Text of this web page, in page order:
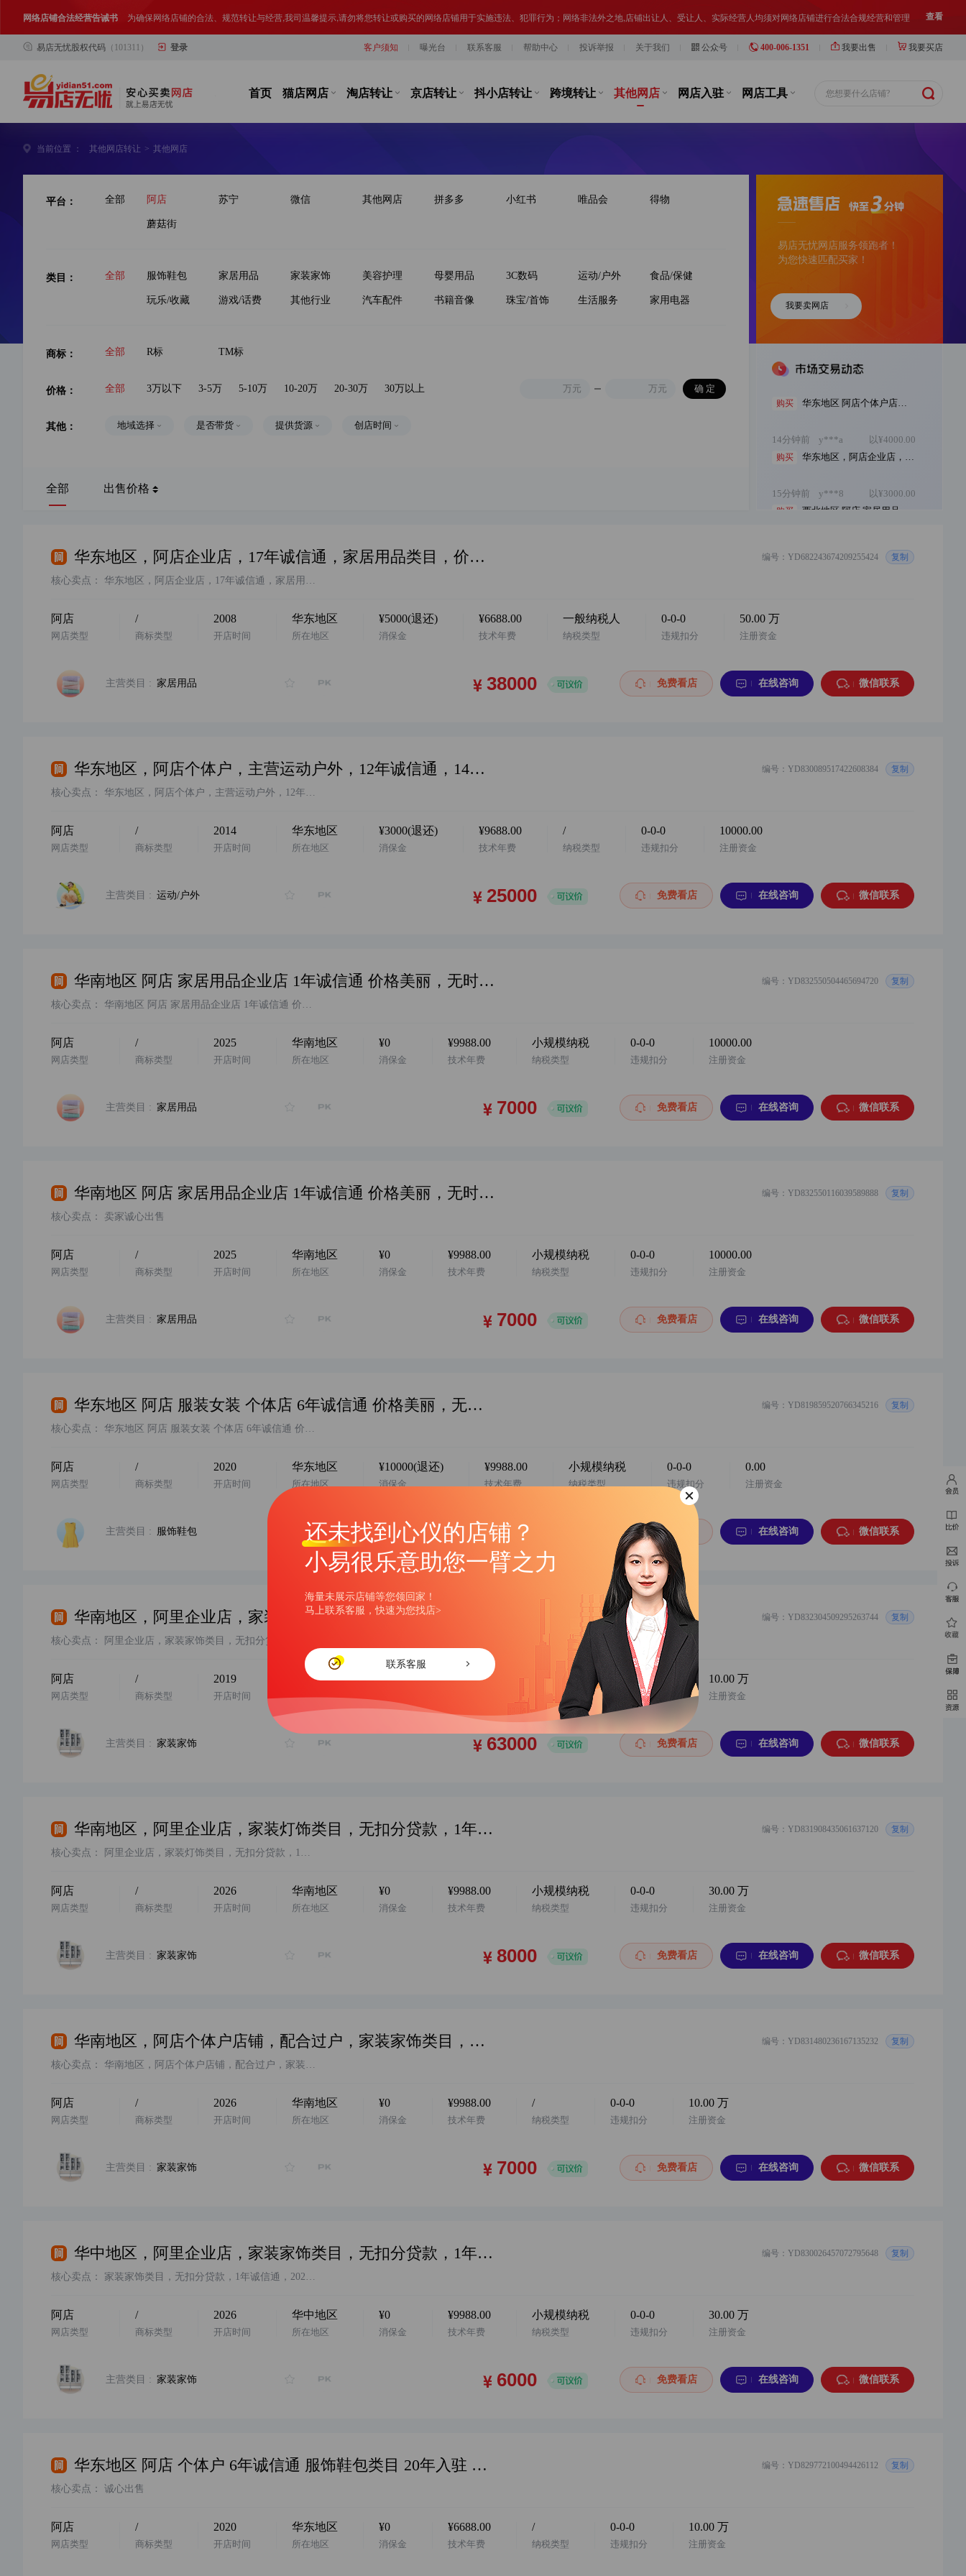
合法合规经营告客户书 部分客户在购买抖店网络店铺后，存在试图规避平台监管，从事违规经营活动的行为，如引导线下交易、发布违规内容、进行虚假宣传等，此类行为违反了国家相关法律法规，也损害了抖店平台的市场秩序 查看
网络店铺合法经营告诫书 为确保网络店铺的合法、规范转让与经营,我司温馨提示,请勿将您转让或购买的网络店铺用于实施违法、犯罪行为；网络非法外之地,店铺出让人、受让人、实际经营人均须对网络店铺进行合法合规经营和管理 查看
易店无忧股权代码 （101311） 登录 客户须知 曝光台 联系客服 帮助中心 投诉举报 关于我们 公众号 400-006-1351 我要出售 我要买店
首页 猫店网店 淘店转让 京店转让 抖小店转让 跨境转让 其他网店 网店入驻 网店工具 您想要什么店铺?
当前位置 ： 其他网店转让 > 其他网店
平台： 全部 阿店 苏宁 微信 其他网店 拼多多 小红书 唯品会 得物
蘑菇街
类目： 全部 服饰鞋包 家居用品 家装家饰 美容护理 母婴用品 3C数码 运动/户外 食品/保健
玩乐/收藏 游戏/话费 其他行业 汽车配件 书籍音像 珠宝/首饰 生活服务 家用电器
商标： 全部 R标 TM标
价格： 全部 3万以下 3-5万 5-10万 10-20万 20-30万 30万以上 万元 万元
其他： 地域选择 是否带货 提供货源 创店时间
全部 出售价格
易店无忧网店服务领跑者！
为您快速匹配买家！
我要卖网店
购买 华东地区，唯品会企业店，一般纳税人，挂靠...
10分钟前
以¥50000.00
购买 华东地区，小红书游戏充值企业店，2026年入...
12分钟前 y***8 以¥140000.00
购买 西南地区，微信视频号，企业店，白酒类目，...
12分钟前 y***7
购买 华东地区，小红书，企业店，奢品箱包类目，...
购买 华东地区 阿店个体户店铺 配合过户 童...
14分钟前 y***a 以¥4000.00
15分钟前 y***8 以¥3000.00
16分钟前
购买
16分钟前 y***2 以¥3000.00
购买 华东地区 阿店 童装 个体店 1年诚信通 价格...
4分钟前 y***7 以¥35000.00
购买 华中地区，小红书游戏充值+网络设备企业店...
编号：YD682243674209255424 复制
华东地区，阿店企业店，17年诚信通，家居用品类目，价格美丽，一般纳税人，挂靠地址，无社保，欢迎咨询…
核心卖点： 华东地区，阿店企业店，17年诚信通，家居用品类目，价格美丽，一般纳税人，挂靠地址，无社保，欢迎咨询
阿店
网店类型
/
商标类型
2008
开店时间
华东地区
所在地区
¥5000(退还)
消保金
¥6688.00
技术年费
一般纳税人
纳税类型
0-0-0
违规扣分
50.00 万
注册资金
主营类目 : 家居用品 免费看店 在线咨询 微信联系
编号：YD830089517422608384 复制
华东地区，阿店个体户，主营运动户外，12年诚信通，14年入驻，配合过户，诚心出售，欢迎咨询…
核心卖点： 华东地区，阿店个体户，主营运动户外，12年诚信通，14年入驻，配合过户，诚心出售，欢迎咨询
阿店
网店类型
/
商标类型
2014
开店时间
华东地区
所在地区
¥3000(退还)
消保金
¥9688.00
技术年费
/
纳税类型
0-0-0
违规扣分
10000.00
注册资金
主营类目 : 运动/户外 免费看店 在线咨询 微信联系
编号：YD832550504465694720 复制
华南地区 阿店 家居用品企业店 1年诚信通 价格美丽，无时间经营，卖家诚心出售，看中欢迎咨询客服…
核心卖点： 华南地区 阿店 家居用品企业店 1年诚信通 价格美丽，无时间经营，卖家诚心出售，看中欢迎咨询客服
阿店
网店类型
/
商标类型
2025
开店时间
华南地区
所在地区
¥0
消保金
¥9988.00
技术年费
小规模纳税
纳税类型
0-0-0
违规扣分
10000.00
注册资金
主营类目 : 家居用品 免费看店 在线咨询 微信联系
编号：YD832550116039589888 复制
华南地区 阿店 家居用品企业店 1年诚信通 价格美丽，无时间经营，卖家诚心出售，看中欢迎咨询客服…
核心卖点： 卖家诚心出售
阿店
网店类型
/
商标类型
2025
开店时间
华南地区
所在地区
¥0
消保金
¥9988.00
技术年费
小规模纳税
纳税类型
0-0-0
违规扣分
10000.00
注册资金
主营类目 : 家居用品 免费看店 在线咨询 微信联系
编号：YD819859520766345216 复制
华东地区 阿店 服装女装 个体店 6年诚信通 价格美丽，无时间经营，卖家诚心出售，看中欢迎咨询客服…
核心卖点： 华东地区 阿店 服装女装 个体店 6年诚信通 价格美丽，无时间经营，卖家诚心出售，看中欢迎咨询客服
阿店
网店类型
/
商标类型
2020
开店时间
华东地区
所在地区
¥10000(退还)
消保金
¥9988.00
技术年费
小规模纳税
纳税类型
0-0-0
违规扣分
0.00
注册资金
主营类目 : 服饰鞋包 免费看店 在线咨询 微信联系
编号：YD832304509295263744 复制
核心卖点：
阿店
网店类型
/
商标类型
2019
开店时间
华南地区
所在地区
¥0 ¥6688.00 小规模纳税
纳税类型
0-0-0
违规扣分
10.00 万
注册资金
主营类目 : 家装家饰 免费看店 在线咨询 微信联系
编号：YD831908435061637120 复制
华南地区，阿里企业店，家装灯饰类目，无扣分贷款，1年诚信通，2026年入驻，主体变更，欢迎咨询…
核心卖点： 阿里企业店，家装灯饰类目，无扣分贷款，1年诚信通，2026年入驻，主体变更，欢迎咨询
阿店
网店类型
/
商标类型
2026
开店时间
华南地区
所在地区
¥0
消保金
¥9988.00
技术年费
小规模纳税
纳税类型
0-0-0
违规扣分
30.00 万
注册资金
主营类目 : 家装家饰 免费看店 在线咨询 微信联系
编号：YD831480236167135232 复制
华南地区，阿店个体户店铺，配合过户，家装家饰类目，卖家诚心出售，需要滴滴客服…
核心卖点： 华南地区，阿店个体户店铺，配合过户，家装家饰类目，卖家诚心出售，需要滴滴客服
阿店
网店类型
/
商标类型
2026
开店时间
华南地区
所在地区
¥0
消保金
¥9988.00
技术年费
/
纳税类型
0-0-0
违规扣分
10.00 万
注册资金
主营类目 : 家装家饰 免费看店 在线咨询 微信联系
编号：YD830026457072795648 复制
华中地区，阿里企业店，家装家饰类目，无扣分贷款，1年诚信通，2026年入驻，小规模纳税人，无社保，地址真实，欢迎咨询…
核心卖点： 家装家饰类目，无扣分贷款，1年诚信通，2026年入驻，小规模纳税人，无社保，地址真实，欢迎咨询
阿店
网店类型
/
商标类型
2026
开店时间
华中地区
所在地区
¥0
消保金
¥9988.00
技术年费
小规模纳税
纳税类型
0-0-0
违规扣分
30.00 万
注册资金
主营类目 : 家装家饰 免费看店 在线咨询 微信联系
编号：YD829772100494426112 复制
华东地区 阿店 个体户 6年诚信通 服饰鞋包类目 20年入驻 诚心出售 配合过户 欢迎咨询…
核心卖点： 诚心出售
阿店
网店类型
/
商标类型
2020
开店时间
华东地区
所在地区
¥0
消保金
¥6688.00
技术年费
/
纳税类型
0-0-0
违规扣分
10.00 万
注册资金
还未找到心仪的店铺？
小易很乐意助您一臂之力
海量未展示店铺等您领回家！
马上联系客服，快速为您找店>
联系客服